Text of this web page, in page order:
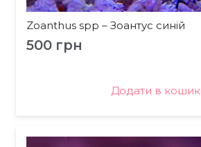
Zoanthus spp – Зоантус синій
500 грн
Додати в кошик